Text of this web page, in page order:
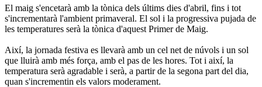
El maig s'encetarà amb la tònica dels últims dies d'abril, fins i tot
s'incrementarà l'ambient primaveral. El sol i la progressiva pujada de
les temperatures serà la tònica d'aquest Primer de Maig.
Així, la jornada festiva es llevarà amb un cel net de núvols i un sol
que lluirà amb més força, amb el pas de les hores. Tot i així, la
temperatura serà agradable i serà, a partir de la segona part del dia,
quan s'incrementin els valors moderament.